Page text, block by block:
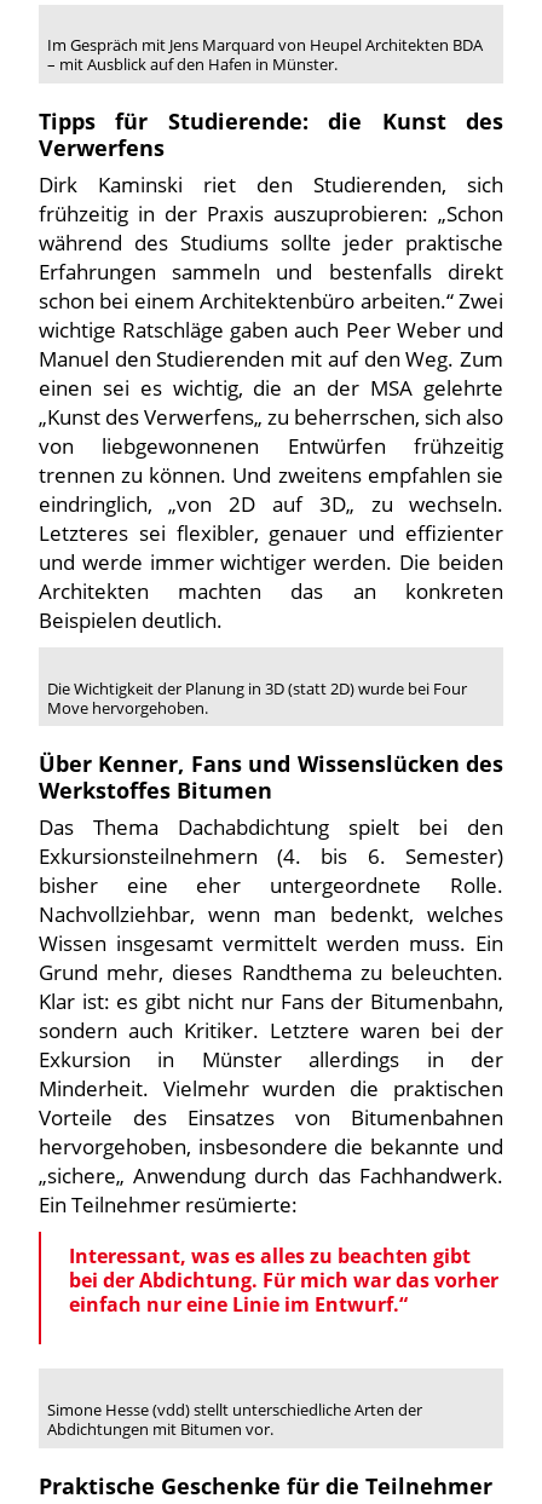
Im Gespräch mit Jens Marquard von Heupel Architekten BDA
– mit Ausblick auf den Hafen in Münster.
Tipps für Studierende: die Kunst des
Verwerfens
Dirk Kaminski riet den Studierenden, sich
frühzeitig in der Praxis auszuprobieren: „Schon
während des Studiums sollte jeder praktische
Erfahrungen sammeln und bestenfalls direkt
schon bei einem Architektenbüro arbeiten.“ Zwei
wichtige Ratschläge gaben auch Peer Weber und
Manuel den Studierenden mit auf den Weg. Zum
einen sei es wichtig, die an der MSA gelehrte
„Kunst des Verwerfens„ zu beherrschen, sich also
von liebgewonnenen Entwürfen frühzeitig
trennen zu können. Und zweitens empfahlen sie
eindringlich, „von 2D auf 3D„ zu wechseln.
Letzteres sei flexibler, genauer und effizienter
und werde immer wichtiger werden. Die beiden
Architekten machten das an konkreten
Beispielen deutlich.
Die Wichtigkeit der Planung in 3D (statt 2D) wurde bei Four
Move hervorgehoben.
Über Kenner, Fans und Wissenslücken des
Werkstoffes Bitumen
Das Thema Dachabdichtung spielt bei den
Exkursionsteilnehmern (4. bis 6. Semester)
bisher eine eher untergeordnete Rolle.
Nachvollziehbar, wenn man bedenkt, welches
Wissen insgesamt vermittelt werden muss. Ein
Grund mehr, dieses Randthema zu beleuchten.
Klar ist: es gibt nicht nur Fans der Bitumenbahn,
sondern auch Kritiker. Letztere waren bei der
Exkursion in Münster allerdings in der
Minderheit. Vielmehr wurden die praktischen
Vorteile des Einsatzes von Bitumenbahnen
hervorgehoben, insbesondere die bekannte und
„sichere„ Anwendung durch das Fachhandwerk.
Ein Teilnehmer resümierte:
Interessant, was es alles zu beachten gibt
bei der Abdichtung. Für mich war das vorher
einfach nur eine Linie im Entwurf.“
Simone Hesse (vdd) stellt unterschiedliche Arten der
Abdichtungen mit Bitumen vor.
Praktische Geschenke für die Teilnehmer